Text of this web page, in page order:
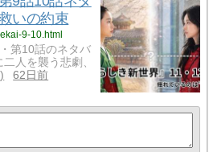
いの約束
9-10.html
第10話のネタバ
人を襲う悲劇、
62日前